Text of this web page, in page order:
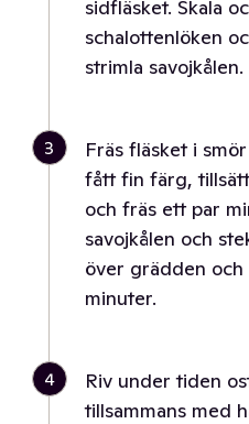
sidfläsket. Skala
schalottenlöken
strimla savojkålen.
3
Fräs fläsket i
fått fin färg,
och fräs ett par
savojkålen och
över grädden
minuter.
4
Riv under tiden
tillsammans med